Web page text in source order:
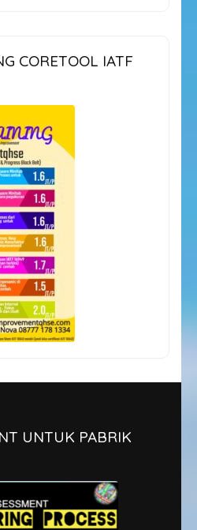
CORETOOL IATF
UNTUK PABRIK